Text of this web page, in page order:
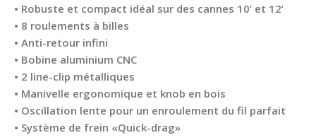
• Robuste et compact idéal sur des cannes 10’ et 12’
• 8 roulements à billes
• Anti-retour infini
• Bobine aluminium CNC
• 2 line-clip métalliques
• Manivelle ergonomique et knob en bois
• Oscillation lente pour un enroulement du fil parfait
• Système de frein «Quick-drag»